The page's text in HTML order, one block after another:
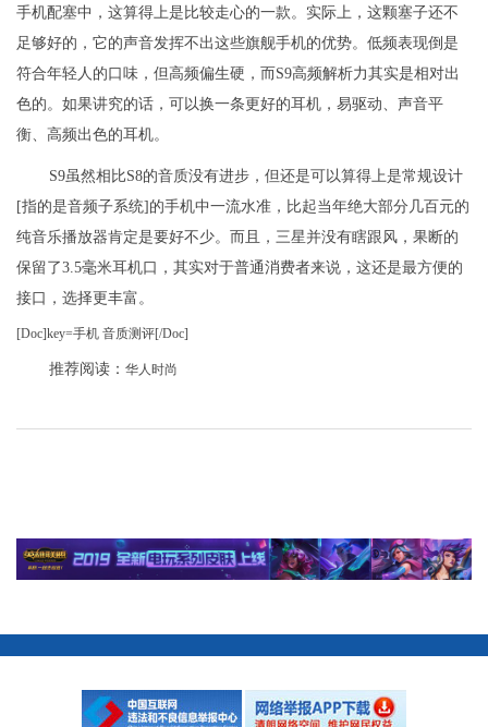
手机配塞中，这算得上是比较走心的一款。实际上，这颗塞子还不
足够好的，它的声音发挥不出这些旗舰手机的优势。低频表现倒是
符合年轻人的口味，但高频偏生硬，而S9高频解析力其实是相对出
色的。如果讲究的话，可以换一条更好的耳机，易驱动、声音平
衡、高频出色的耳机。
S9虽然相比S8的音质没有进步，但还是可以算得上是常规设计
[指的是音频子系统]的手机中一流水准，比起当年绝大部分几百元的
纯音乐播放器肯定是要好不少。而且，三星并没有瞎跟风，果断的
保留了3.5毫米耳机口，其实对于普通消费者来说，这还是最方便的
接口，选择更丰富。
[Doc]key=手机 音质测评[/Doc]
推荐阅读： 华人时尚